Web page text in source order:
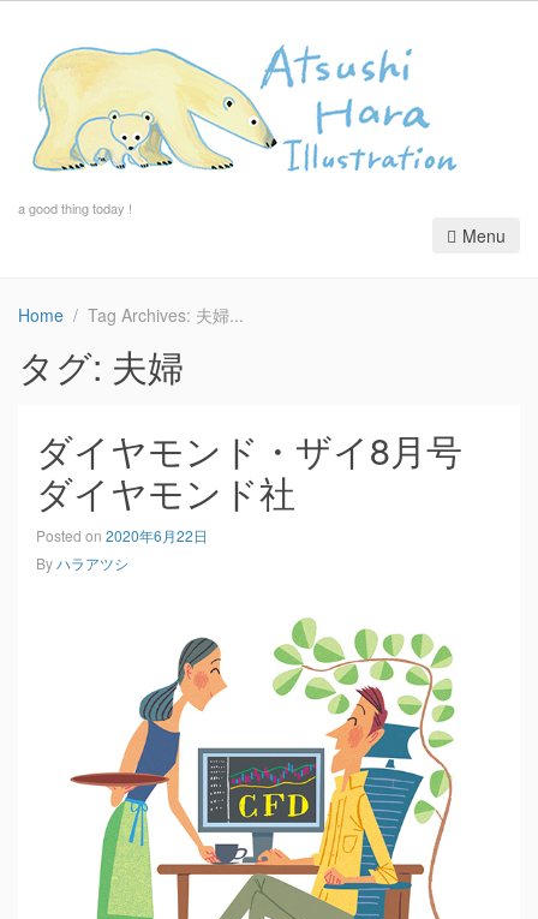
a good thing today !
Menu
Home Tag Archives: 夫婦
タグ: 夫婦
ダイヤモンド・ザイ8月号
ダイヤモンド社
Posted on 2020年6月22日
Byハラアツシ